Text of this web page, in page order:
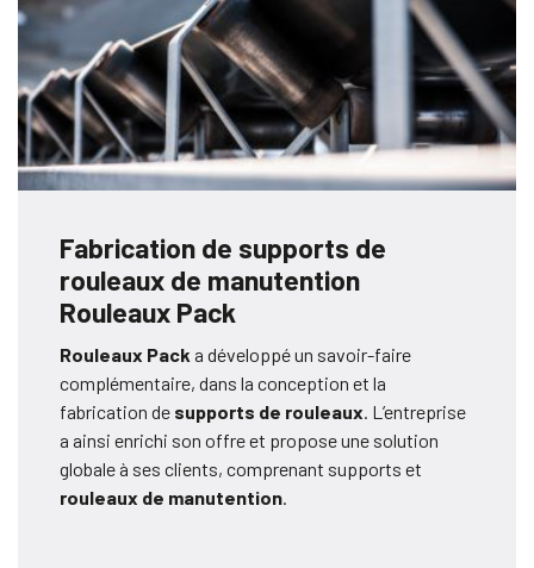
Fabrication de supports de
rouleaux de manutention
Rouleaux Pack
Rouleaux Pack a développé un savoir-faire
complémentaire, dans la conception et la
fabrication de supports de rouleaux. L’entreprise
a ainsi enrichi son offre et propose une solution
globale à ses clients, comprenant supports et
rouleaux de manutention.